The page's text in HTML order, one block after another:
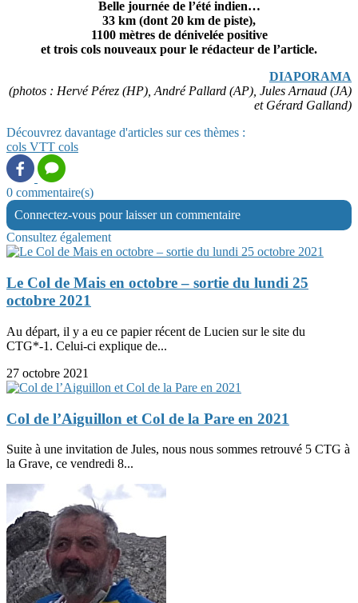
Belle journée de l’été indien…
33 km (dont 20 km de piste),
1100 mètres de dénivelée positive
et trois cols nouveaux pour le rédacteur de l’article.
DIAPORAMA
(photos : Hervé Pérez (HP), André Pallard (AP), Jules Arnaud (JA)
et Gérard Galland)
Découvrez davantage d'articles sur ces thèmes :
cols VTT cols
0 commentaire(s)
Connectez-vous pour laisser un commentaire
Consultez également
Le Col de Mais en octobre – sortie du lundi 25
octobre 2021
Au départ, il y a eu ce papier récent de Lucien sur le site du
CTG*-1. Celui-ci explique de...
27 octobre 2021
Col de l’Aiguillon et Col de la Pare en 2021
Suite à une invitation de Jules, nous nous sommes retrouvé 5 CTG à
la Grave, ce vendredi 8...